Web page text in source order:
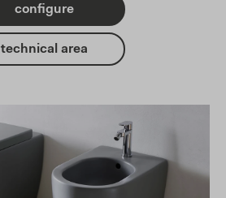
configure
technical area